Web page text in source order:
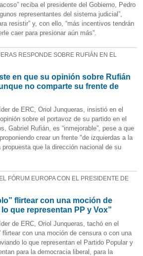
reciba el presidente del Gobierno, Pedro
representantes del sistema judicial”,
resistir” y, con ello, “más incentivos tendrán
caer para presionar aún más”.
RESPONDE SOBRE RUFIÁN EN EL
en que su opinión sobre Rufián
no comparte su frente de
de ERC, Oriol Junqueras, insistió en el
sobre el portavoz de su partido en el
Gabriel Rufián, es “inmejorable”, pese a que
crear un frente "de izquierdas a la
que la dirección nacional de su
FÓRUM EUROPA CON EL PRESIDENTE DE
flirtear con una moción de
que representan PP y Vox”
de ERC, Oriol Junqueras, tachó en el
flirtear con una moción de censura o con una
lo que representan el Partido Popular y
para la democracia liberal, para la